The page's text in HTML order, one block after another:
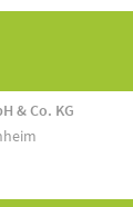
& Co. KG